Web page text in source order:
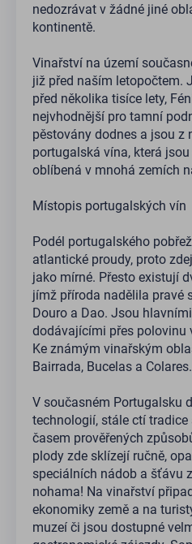
nedozrávat v žádné jiné
kontinentě.
Vinařství na území
již před naším letopočtem.
před několika tisíce lety,
nejvhodnější pro tamní
pěstovány dodnes a jsou z
portugalská vína, která
oblíbená v mnohá zemích
Místopis portugalských vín
Podél portugalského
atlantické proudy, proto
jako mírné. Přesto existují
jímž příroda nadělila pravé
Douro a Dao. Jsou
dodávajícími přes polovinu
Ke známým vinařským
Bairrada, Bucelas a Colares.
V současném Portugalsku
technologií, stále ctí
časem prověřených
plody zde sklízejí ručně,
speciálních nádob a šťávu
nohama! Na vinařství
ekonomiky země a na
muzeí či jsou dostupné